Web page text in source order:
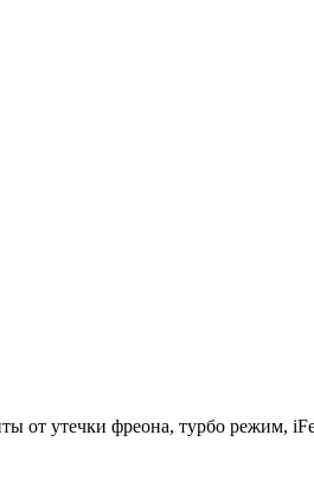
от утечки фреона, турбо режим,